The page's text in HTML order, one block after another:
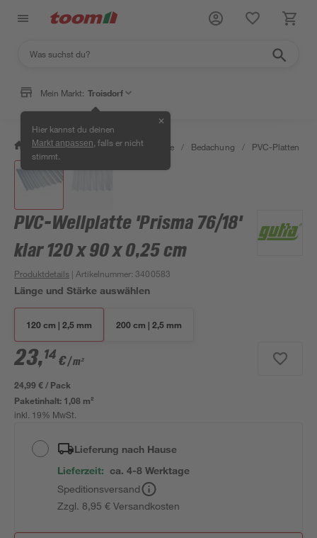
Mein Markt: Troisdorf
Hier kannst du deinen
Markt anpassen , falls er nicht
stimmt.
✕
/ Bauen & Renovieren / Baustoffe / Bedachung / PVC-Platten
PVC-Wellplatte 'Prisma 76/18'
klar 120 x 90 x 0,25 cm
Produktdetails | Artikelnummer:3400583
Länge und Stärke auswählen
120 cm | 2,5 mm 200 cm | 2,5 mm
23,14 €/ m²
24,99 € / Pack
Paketinhalt: 1,08 m²
inkl. 19% MwSt.
Lieferung nach Hause
Lieferzeit: ca. 4-8 Werktage
Speditionsversand
Zzgl. 8,95 € Versandkosten